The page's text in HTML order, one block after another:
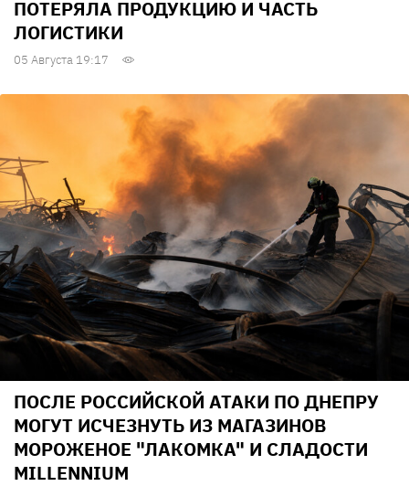
ПОТЕРЯЛА ПРОДУКЦИЮ И ЧАСТЬ
ЛОГИСТИКИ
05 Августа 19:17
ПОСЛЕ РОССИЙСКОЙ АТАКИ ПО ДНЕПРУ
МОГУТ ИСЧЕЗНУТЬ ИЗ МАГАЗИНОВ
МОРОЖЕНОЕ "ЛАКОМКА" И СЛАДОСТИ
MILLENNIUM